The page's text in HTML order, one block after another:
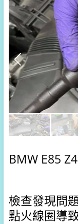
BMW E85
檢查發現問
點火線圈導